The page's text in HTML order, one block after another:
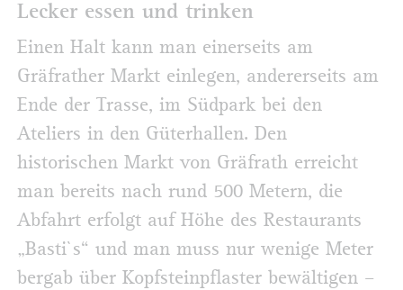
Lecker essen und trinken
Einen Halt kann man einerseits am
Gräfrather Markt einlegen, andererseits am
Ende der Trasse, im Südpark bei den
Ateliers in den Güterhallen. Den
historischen Markt von Gräfrath erreicht
man bereits nach rund 500 Metern, die
Abfahrt erfolgt auf Höhe des Restaurants
„Basti`s“ und man muss nur wenige Meter
bergab über Kopfsteinpflaster bewältigen –